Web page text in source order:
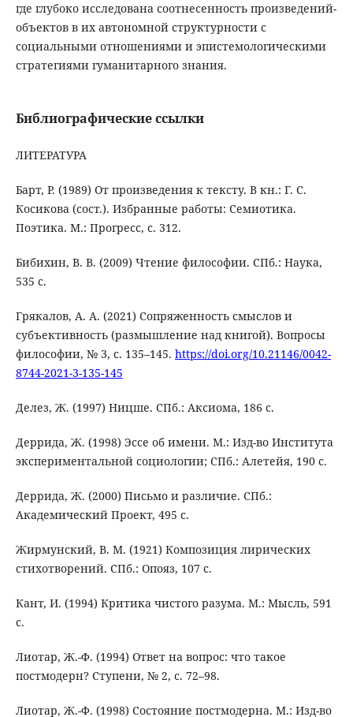
где глубоко исследована соотнесенность произведений-
объектов в их автономной структурности с
социальными отношениями и эпистемологическими
стратегиями гуманитарного знания.
Библиографические ссылки
ЛИТЕРАТУРА
Барт, Р. (1989) От произведения к тексту. В кн.: Г. С.
Косикова (сост.). Избранные работы: Семиотика.
Поэтика. М.: Прогресс, с. 312.
Бибихин, В. В. (2009) Чтение философии. СПб.: Наука,
535 с.
Грякалов, А. А. (2021) Сопряженность смыслов и
субъективность (размышление над книгой). Вопросы
философии, № 3, с. 135–145. https://doi.org/10.21146/0042-
8744-2021-3-135-145
Делез, Ж. (1997) Ницше. СПб.: Аксиома, 186 с.
Деррида, Ж. (1998) Эссе об имени. М.: Изд-во Института
экспериментальной социологии; СПб.: Алетейя, 190 с.
Деррида, Ж. (2000) Письмо и различие. СПб.:
Академический Проект, 495 с.
Жирмунский, В. М. (1921) Композиция лирических
стихотворений. СПб.: Опояз, 107 с.
Кант, И. (1994) Критика чистого разума. М.: Мысль, 591
с.
Лиотар, Ж.-Ф. (1994) Ответ на вопрос: что такое
постмодерн? Ступени, № 2, с. 72–98.
Лиотар, Ж.-Ф. (1998) Состояние постмодерна. М.: Изд-во